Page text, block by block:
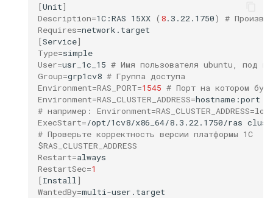
[Unit]
Description=1C:RAS 15XX ( 8.3.22.1750)
#
Requires=
[Service]
Type=
User=usr_1c_15 # Имя пользователя ubuntu, под
Group=grp1cv8 # Группа доступа
Environment=RAS_PORT=1545 # Порт на котором
Environment=RAS_CLUSTER_ADDRESS=hostname:port
# например:
ExecStart=/opt/1cv8/x86_64/8.3.22.1750/ras
# Проверьте корректность версии платформы 1С
$RAS_CLUSTER_ADDRESS
Restart=
RestartSec=1
[Install ]
WantedBy=